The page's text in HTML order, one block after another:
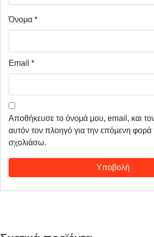
Όνομα *
Email *
Αποθήκευσε το όνομά μου, email, και
αυτόν τον πλοηγό για την επόμενη
σχολιάσω.